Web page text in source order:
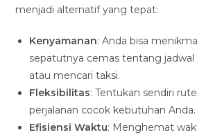
menjadi alternatif yang tepat:
Kenyamanan: Anda bisa
sepatutnya cemas tentang
atau mencari taksi.
Fleksibilitas: Tentukan sendiri
perjalanan cocok kebutuhan Anda.
Efisiensi Waktu: Menghemat